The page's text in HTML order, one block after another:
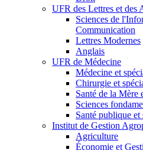
UFR des Lettres et des
Sciences de
Communication
Lettres Modernes
Anglais
UFR de Médecine
Médecine et
Chirurgie et
Santé de la Mère
Sciences
Santé publique et
Institut de Gestion
Agriculture
Économie et